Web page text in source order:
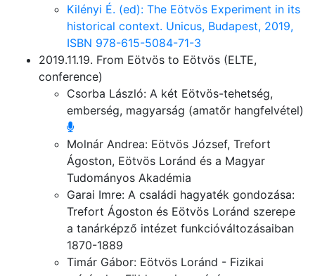
Kilényi É. (ed): The Eötvös Experiment in its
historical context. Unicus, Budapest, 2019,
ISBN 978-615-5084-71-3
2019.11.19. From Eötvös to Eötvös (ELTE,
conference)
Csorba László: A két Eötvös-tehetség,
emberség, magyarság (amatőr hangfelvétel)
Molnár Andrea: Eötvös József, Trefort
Ágoston, Eötvös Loránd és a Magyar
Tudományos Akadémia
Garai Imre: A családi hagyaték gondozása:
Trefort Ágoston és Eötvös Loránd szerepe
a tanárképző intézet funkcióváltozásaiban
1870-1889
Timár Gábor: Eötvös Loránd - Fizikai